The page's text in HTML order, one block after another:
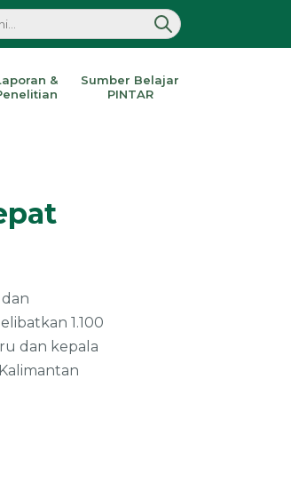
&
Sumber Belajar
PINTAR
1.100
dan kepala